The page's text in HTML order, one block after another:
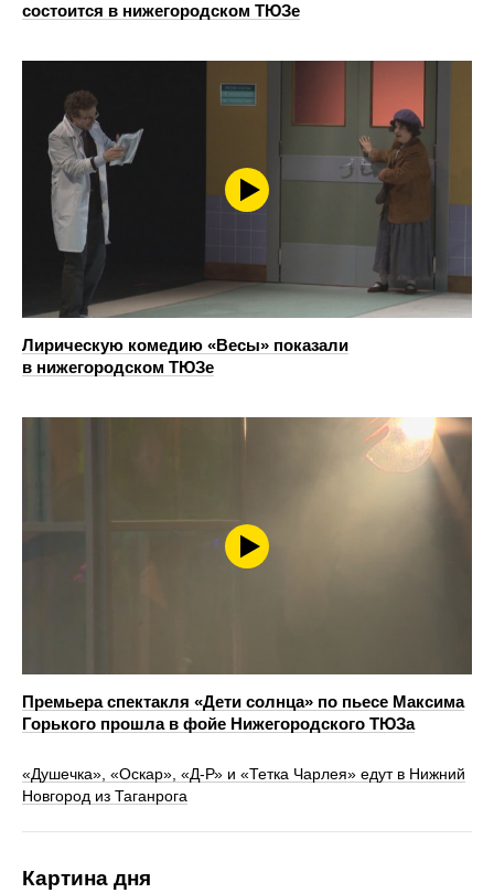
состоится в нижегородском ТЮЗе
Лирическую комедию «Весы» показали
в нижегородском ТЮЗе
Премьера спектакля «Дети солнца» по пьесе Максима
Горького прошла в фойе Нижегородского ТЮЗа
«Душечка», «Оскар», «Д-Р» и «Тетка Чарлея» едут в Нижний
Новгород из Таганрога
Картина дня